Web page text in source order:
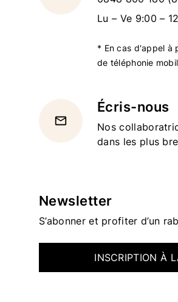
Lu – Ve 9:00 –
* En cas d'appel à
de téléphonie
email
Écris-nous
Nos
dans les plus
Newsletter
S’abonner et profiter d’un
INSCRIPTION À